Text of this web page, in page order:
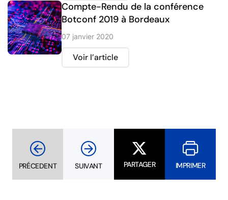
Compte-Rendu de la conférence
Botconf 2019 à Bordeaux
07 janvier 2020
Voir l’article
PRÉCEDENT SUIVANT PARTAGER IMPRIMER